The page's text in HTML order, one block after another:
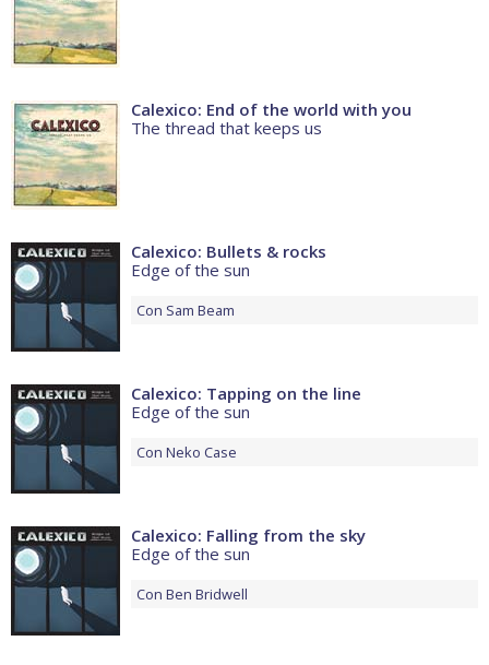
Calexico: End of the world with you
The thread that keeps us
Calexico: Bullets & rocks
Edge of the sun
Con Sam Beam
Calexico: Tapping on the line
Edge of the sun
Con Neko Case
Calexico: Falling from the sky
Edge of the sun
Con Ben Bridwell